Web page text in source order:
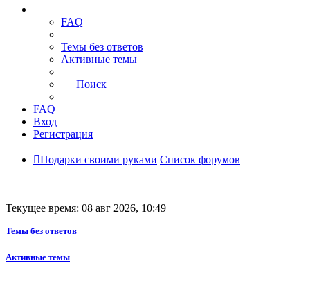
FAQ
Темы без ответов
Активные темы
Поиск
FAQ
Вход
Регистрация
Подарки своими руками Список форумов
Текущее время: 08 авг 2026, 10:49
Темы без ответов
Активные темы